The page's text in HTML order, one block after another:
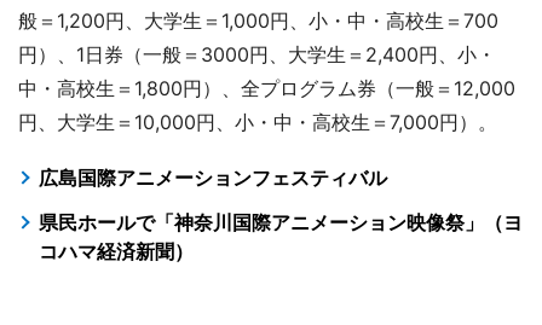
般＝1,200円、大学生＝1,000円、小・中・高校生＝700
円）、1日券（一般＝3000円、大学生＝2,400円、小・
中・高校生＝1,800円）、全プログラム券（一般＝12,000
円、大学生＝10,000円、小・中・高校生＝7,000円）。
広島国際アニメーションフェスティバル
県民ホールで「神奈川国際アニメーション映像祭」（ヨ
コハマ経済新聞）